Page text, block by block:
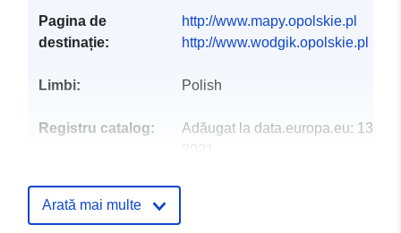
Pagina de
destinație:
http://www.mapy.opolskie.pl
http://www.wodgik.opolskie.pl
Limbi: Polish
Registru catalog: Adăugat la data.europa.eu: 13
Arată mai multe